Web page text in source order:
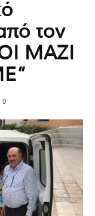
τον
ΜΑΖΙ
0